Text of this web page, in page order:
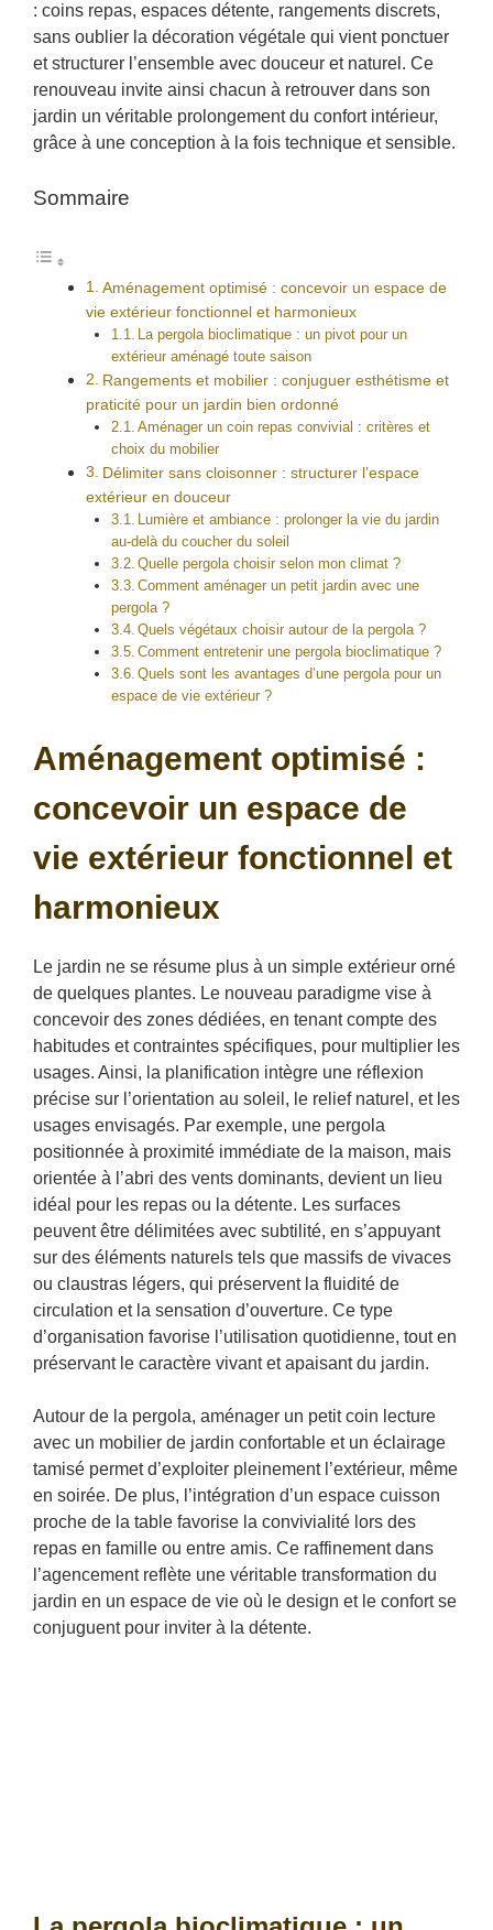
: coins repas, espaces détente, rangements discrets,
sans oublier la décoration végétale qui vient ponctuer
et structurer l’ensemble avec douceur et naturel. Ce
renouveau invite ainsi chacun à retrouver dans son
jardin un véritable prolongement du confort intérieur,
grâce à une conception à la fois technique et sensible.
Sommaire
Aménagement optimisé : concevoir un espace de
vie extérieur fonctionnel et harmonieux
La pergola bioclimatique : un pivot pour un
extérieur aménagé toute saison
Rangements et mobilier : conjuguer esthétisme et
praticité pour un jardin bien ordonné
Aménager un coin repas convivial : critères et
choix du mobilier
Délimiter sans cloisonner : structurer l’espace
extérieur en douceur
Lumière et ambiance : prolonger la vie du jardin
au-delà du coucher du soleil
Quelle pergola choisir selon mon climat ?
Comment aménager un petit jardin avec une
pergola ?
Quels végétaux choisir autour de la pergola ?
Comment entretenir une pergola bioclimatique ?
Quels sont les avantages d’une pergola pour un
espace de vie extérieur ?
Aménagement optimisé :
concevoir un espace de
vie extérieur fonctionnel et
harmonieux
Le jardin ne se résume plus à un simple extérieur orné
de quelques plantes. Le nouveau paradigme vise à
concevoir des zones dédiées, en tenant compte des
habitudes et contraintes spécifiques, pour multiplier les
usages. Ainsi, la planification intègre une réflexion
précise sur l’orientation au soleil, le relief naturel, et les
usages envisagés. Par exemple, une pergola
positionnée à proximité immédiate de la maison, mais
orientée à l’abri des vents dominants, devient un lieu
idéal pour les repas ou la détente. Les surfaces
peuvent être délimitées avec subtilité, en s’appuyant
sur des éléments naturels tels que massifs de vivaces
ou claustras légers, qui préservent la fluidité de
circulation et la sensation d’ouverture. Ce type
d’organisation favorise l’utilisation quotidienne, tout en
préservant le caractère vivant et apaisant du jardin.
Autour de la pergola, aménager un petit coin lecture
avec un mobilier de jardin confortable et un éclairage
tamisé permet d’exploiter pleinement l’extérieur, même
en soirée. De plus, l’intégration d’un espace cuisson
proche de la table favorise la convivialité lors des
repas en famille ou entre amis. Ce raffinement dans
l’agencement reflète une véritable transformation du
jardin en un espace de vie où le design et le confort se
conjuguent pour inviter à la détente.